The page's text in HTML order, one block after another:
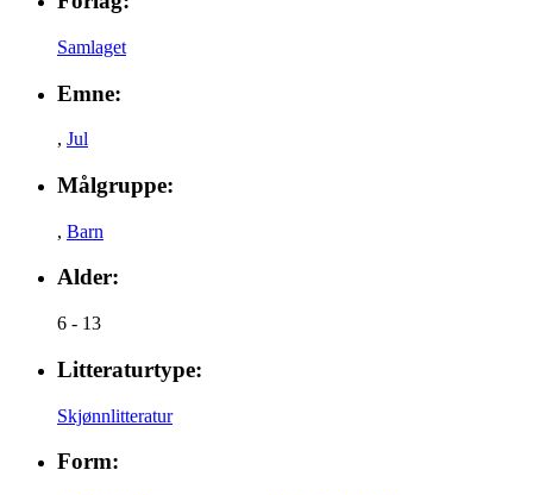
Samlaget
Emne:
, Jul
Målgruppe:
, Barn
Alder:
6 - 13
Litteraturtype:
Skjønnlitteratur
Form: